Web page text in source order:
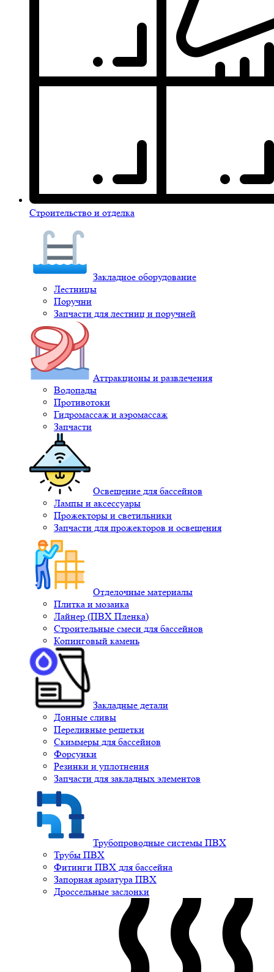
Строительство и отделка
Закладное оборудование
Лестницы
Поручни
Запчасти для лестниц и поручней
Аттракционы и развлечения
Водопады
Противотоки
Гидромассаж и аэромассаж
Запчасти
Освещение для бассейнов
Лампы и аксессуары
Прожекторы и светильники
Запчасти для прожекторов и освещения
Отделочные материалы
Плитка и мозаика
Лайнер (ПВХ Пленка)
Строительные смеси для бассейнов
Копинговый камень
Закладные детали
Донные сливы
Переливные решетки
Скиммеры для бассейнов
Форсунки
Резинки и уплотнения
Запчасти для закладных элементов
Трубопроводные системы ПВХ
Трубы ПВХ
Фитинги ПВХ для бассейна
Запорная арматура ПВХ
Дроссельные заслонки